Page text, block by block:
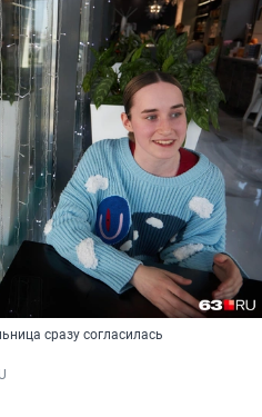
сразу согласилась